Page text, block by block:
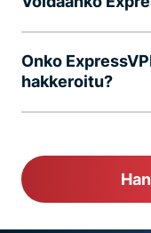
Onko
hakkeroitu?